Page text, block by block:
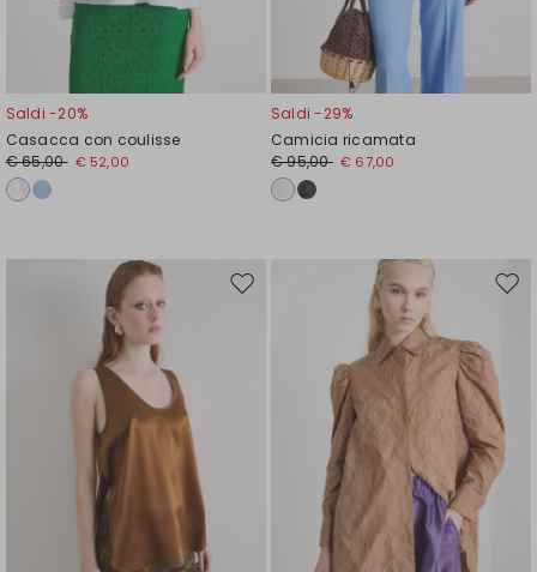
Saldi -20%
Casacca con coulisse
€ 65,00 € 52,00
Saldi -29%
Camicia ricamata
€ 95,00 € 67,00
Sposta